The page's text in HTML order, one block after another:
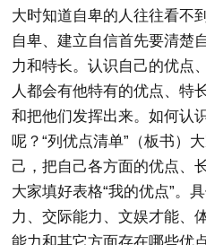
大时知道自卑的人往往看不
自卑、建立自信首先要清楚
力和特长。认识自己的优点
人都会有他特有的优点、特
和把他们发挥出来。如何认
呢？“列优点清单”（板书）
己，把自己各方面的优点、
大家填好表格“我的优点”。
力、交际能力、文娱才能、